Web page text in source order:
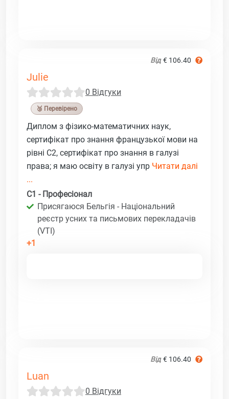
Від € 106.40
Julie
0 Відгуки
🥉 Перевірено
Диплом з фізико-математичних наук,
сертифікат про знання французької мови на
рівні C2, сертифікат про знання в галузі
права; я маю освіту в галузі упр Читати далі
...
C1 - Професіонал
Присягаюся Бельгія - Національний
реєстр усних та письмових перекладачів
(VTI)
+1
Від € 106.40
Luan
0 Відгуки